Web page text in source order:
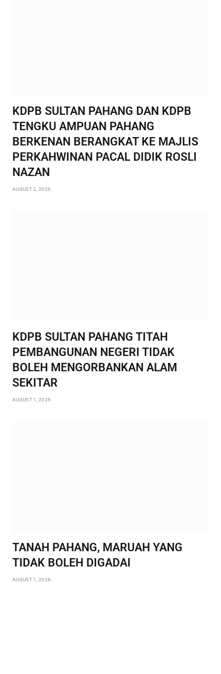
KDPB SULTAN PAHANG DAN KDPB
TENGKU AMPUAN PAHANG
BERKENAN BERANGKAT KE MAJLIS
PERKAHWINAN PACAL DIDIK ROSLI
NAZAN
AUGUST 2, 2026
KDPB SULTAN PAHANG TITAH
PEMBANGUNAN NEGERI TIDAK
BOLEH MENGORBANKAN ALAM
SEKITAR
AUGUST 1, 2026
TANAH PAHANG, MARUAH YANG
TIDAK BOLEH DIGADAI
AUGUST 1, 2026